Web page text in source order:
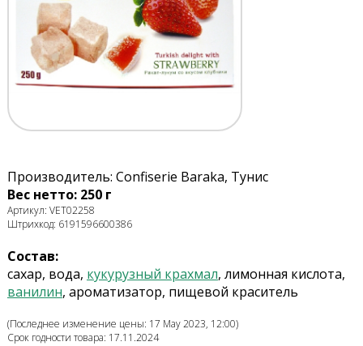
Производитель: Confiserie Baraka, Тунис
Вес нетто: 250 г
Артикул: VET02258
Штрихкод: 6191596600386
Состав:
сахар, вода, кукурузный крахмал, лимонная кислота,
ванилин, ароматизатор, пищевой краситель
(Последнее изменение цены: 17 May 2023, 12:00)
Срок годности товара: 17.11.2024